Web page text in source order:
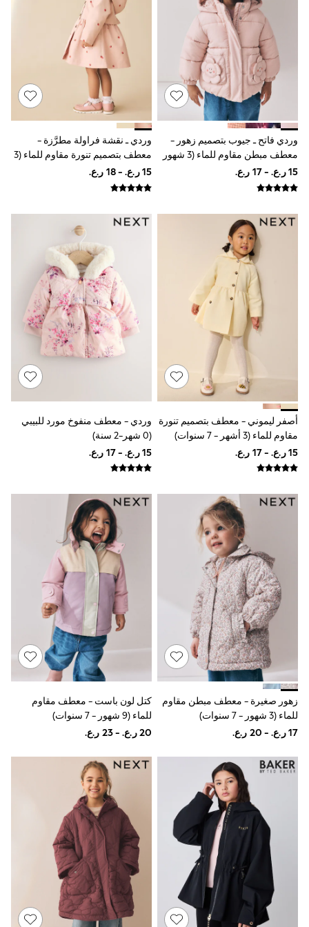
Swimwear & Beachwear
Tops & T-Shirts
Sandals & Sliders
Jumpsuits & Playsuits
Shorts & Skirts
Sun Safe
Sun Hats & Caps
Sunglasses
Women's Holiday Shop
Women's Travel Styles
Linen Collection
Tops & T-Shirts
Cover Ups & Kaftans
Jumpsuits & Playsuits
Beachwear
Skirts
Trousers
Sunglasses
Sun Hats & Caps
Resort Styles
Boys' Holiday Shop
Boys' Travel Styles
Sunset Styles
Sets & Outfits
Linen Collection
Tops & T-Shirts
Shirts
Polo Shirts
Shorts
Sandals & Clogs
Sun Safe
Rash Vests
Baby Holiday Shop
Baby Summer Nightwear
Dresses
Sets & Outfits
Rompers
Sandals
Swimwear
Sun Hats & Caps
Mens' Holiday Shop
Shirts
Linen Collection
Polo Shirts
Tops & T-Shirts
Trousers & Chinos
Jeans
Sandals
Shorts
Swimwear
Hats & Caps
Sunglasses
Beach Towels
Bags
Travel Bags
Luggage
Angel & Rocket
B by Ted Baker
Baker by Ted Baker
Boden
Lipsy
Love & Roses
Mint Velvet
Monsoon
وردي فاتح ـ جيوب بتصميم زهور -
معطف مبطن مقاوم للماء (3 شهور
- 7 سنوات)
وردي ـ نقشة فراولة مطرَّزة -
معطف بتصميم تنورة مقاوم للماء (3
أشهر - 7 سنوات)
أصفر ليموني - معطف بتصميم تنورة
مقاوم للماء (3 أشهر - 7 سنوات)
وردي - معطف منفوخ مورد للبيبي
(0 شهر-2 سنة)
زهور صغيرة - معطف مبطن مقاوم
للماء (3 شهور - 7 سنوات)
كتل لون باست - معطف مقاوم
للماء (9 شهور - 7 سنوات)